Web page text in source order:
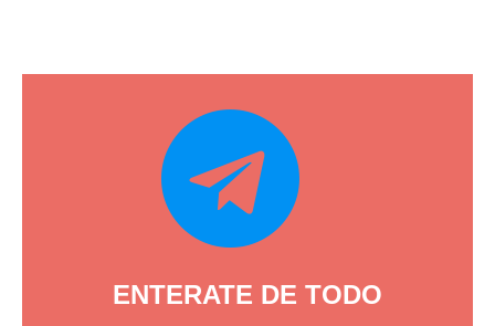
ENTERATE DE TODO